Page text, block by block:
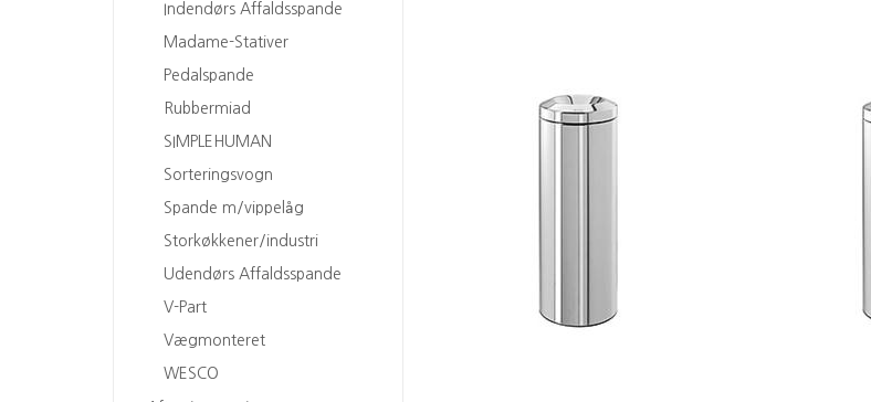
Indendørs Affaldsspande
Madame-Stativer
Pedalspande
Rubbermiad
SIMPLEHUMAN
Sorteringsvogn
Spande m/vippelåg
Storkøkkener/industri
Udendørs Affaldsspande
V-Part
Vægmonteret
WESCO